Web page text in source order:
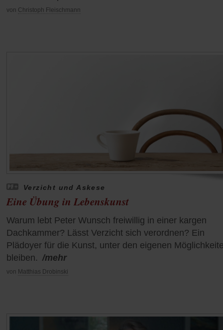
von Christoph Fleischmann
Verzicht und Askese
Eine Übung in Lebenskunst
Warum lebt Peter Wunsch freiwillig in einer kargen
Dachkammer? Lässt Verzicht sich verordnen? Ein
Plädoyer für die Kunst, unter den eigenen
bleiben. /mehr
von Matthias Drobinski